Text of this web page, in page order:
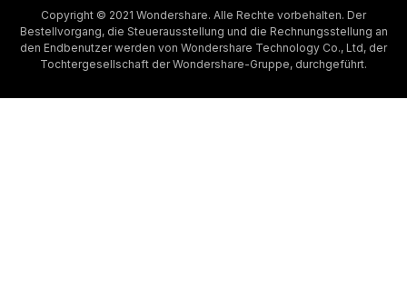
Copyright © 2021 Wondershare. Alle Rechte vorbehalten. Der
Bestellvorgang, die Steuerausstellung und die Rechnungsstellung an
den Endbenutzer werden von Wondershare Technology Co., Ltd, der
Tochtergesellschaft der Wondershare-Gruppe, durchgeführt.